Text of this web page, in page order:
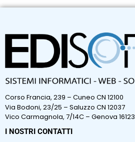
Corso Francia, 239 – Cuneo CN 12100
Via Bodoni, 23/25 – Saluzzo CN 12037
Vico Carmagnola, 7/14C – Genova 16123
I NOSTRI CONTATTI